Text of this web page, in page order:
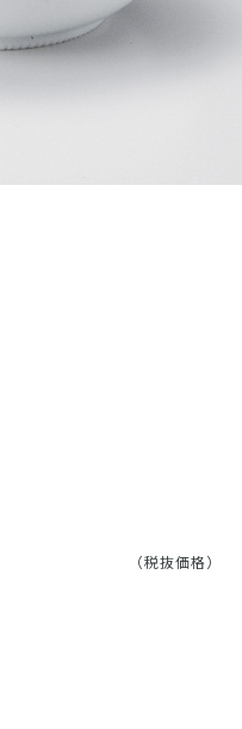
（税抜価格）